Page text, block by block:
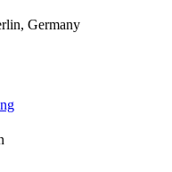
Germany